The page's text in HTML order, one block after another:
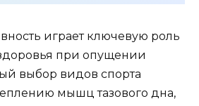
играет ключевую роль
при опущении
выбор видов спорта
мышц тазового дна,